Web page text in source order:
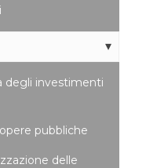
degli investimenti
pubbliche
delle